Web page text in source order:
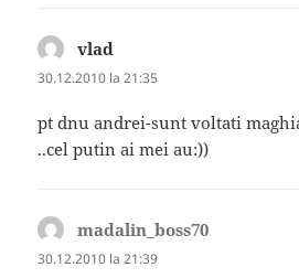
vlad
30.12.2010 la 21:35
pt dnu andrei-sunt voltati
..cel putin ai mei au:))
madalin_boss70
30.12.2010 la 21:39